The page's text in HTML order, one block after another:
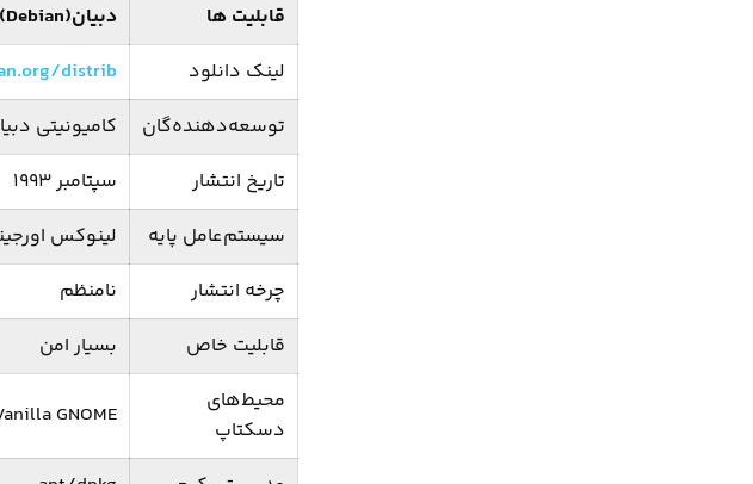
قابلیت ‌ها دبیان(Debian)
لینک دانلود
distrib/
توسعه‌دهنده‌گان
کامیونیتی
تاریخ انتشار
سپتامبر ۱۹۹۳
سیستم‌عامل پایه
لینوکس
چرخه انتشار
نامنظم
قابلیت خاص
بسیار امن
محیط‌های
دسکتاپ
GNOME